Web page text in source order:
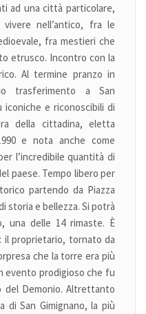
ad una città particolare,
nell’antico, fra le
fra mestieri che
etrusco. Incontro con la
Al termine pranzo in
trasferimento a San
iconiche e riconoscibili di
della cittadina, eletta
e nota anche come
l’incredibile quantità di
paese. Tempo libero per
partendo da Piazza
storia e bellezza. Si potrà
una delle 14 rimaste. È
il proprietario, tornato da
che la torre era più
evento prodigioso che fu
Demonio. Altrettanto
di San Gimignano, la più